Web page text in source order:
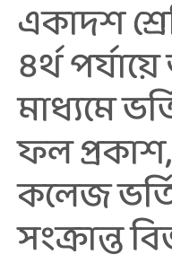
একাদশ
৪র্থ
মাধ্যমে
ফল
কলেজ
সংক্রান্ত